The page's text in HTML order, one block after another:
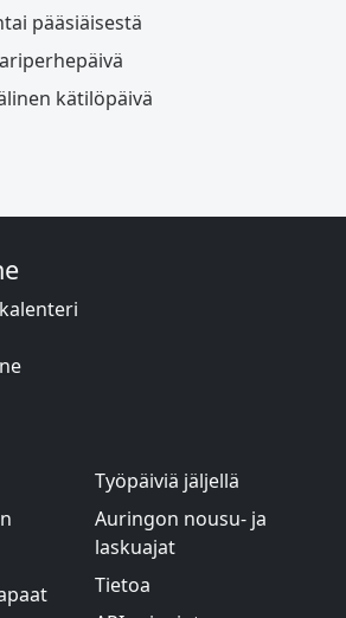
pääsiäisestä
kätilöpäivä
Työpäiviä jäljellä
Auringon nousu- ja
laskuajat
Tietoa